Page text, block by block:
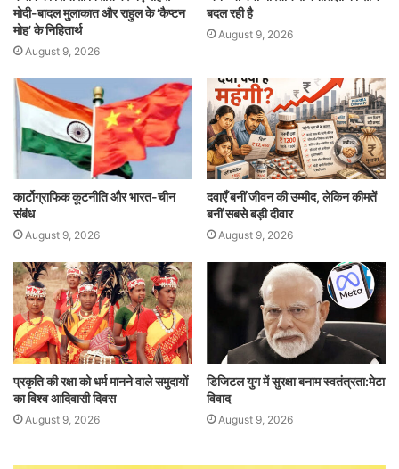
मोदी-बादल मुलाकात और राहुल के ‘कैप्टन
मोह’ के निहितार्थ
August 9, 2026
बदल रही है
August 9, 2026
कार्टोग्राफिक कूटनीति और भारत-चीन
संबंध
August 9, 2026
दवाएँ बनीं जीवन की उम्मीद, लेकिन कीमतें
बनीं सबसे बड़ी दीवार
August 9, 2026
प्रकृति की रक्षा को धर्म मानने वाले समुदायों
का विश्व आदिवासी दिवस
August 9, 2026
डिजिटल युग में सुरक्षा बनाम स्वतंत्रता:मेटा
विवाद
August 9, 2026